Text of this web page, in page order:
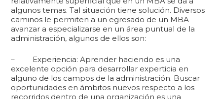
algunos temas. Tal situación tiene solución. Diversos
caminos le permiten a un egresado de un MBA
avanzar a especializarse en un área puntual de la
administración, algunos de ellos son:
– Experiencia: Aprender haciendo es una
excelente opción para desarrollar experticia en
alguno de los campos de la administración. Buscar
oportunidades en ámbitos nuevos respecto a los
recorridos dentro de una organización es una